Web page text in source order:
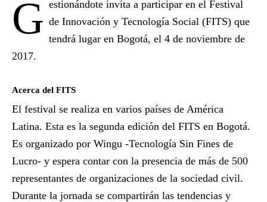
G estionándote invita a participar en el Festival
de Innovación y Tecnología Social (FITS) que
tendrá lugar en Bogotá, el 4 de noviembre de
2017.
Acerca del FITS
El festival se realiza en varios países de América
Latina. Esta es la segunda edición del FITS en Bogotá.
Es organizado por Wingu -Tecnología Sin Fines de
Lucro- y espera contar con la presencia de más de 500
representantes de organizaciones de la sociedad civil.
Durante la jornada se compartirán las tendencias y